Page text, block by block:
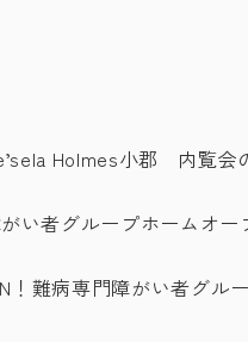
Holmes小郡 内覧会
い者グループホームオー
！難病専門障がい者グ